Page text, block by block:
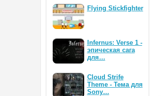
Flying Stickfighter
Infernus: Verse 1 -
эпическая сага
для…
Cloud Strife
Theme - Тема для
Sony…